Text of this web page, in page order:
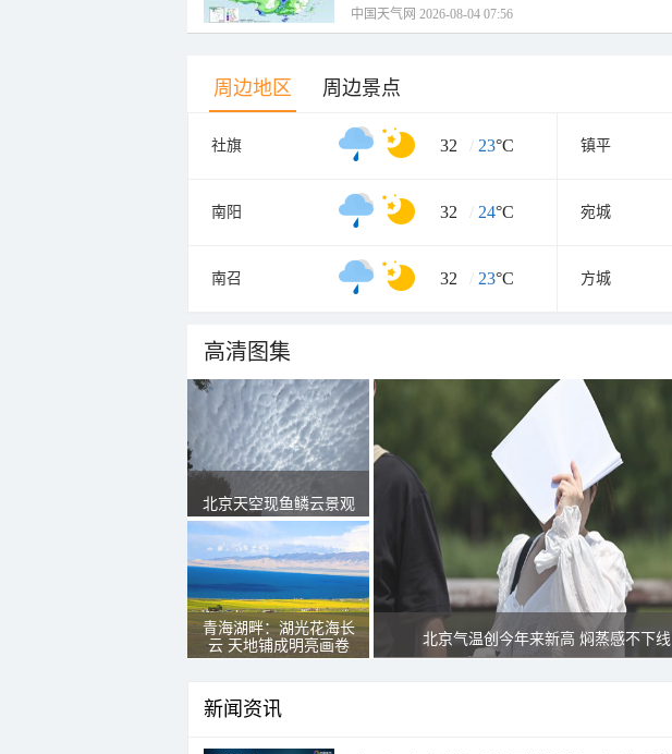
中国天气网 2026-08-04 07:56
周边地区 周边景点
社旗 32 / 23°C 镇平
南阳 32 / 24°C 宛城
南召 32 / 23°C 方城
高清图集
北京天空现鱼鳞云景观
青海湖畔：湖光花海长
云 天地铺成明亮画卷
北京气温创今年来新高 焖蒸感不下线
新闻资讯